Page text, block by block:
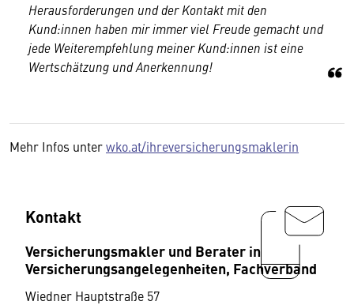
Herausforderungen und der Kontakt mit den
Kund:innen haben mir immer viel Freude gemacht und
jede Weiterempfehlung meiner Kund:innen ist eine
Wertschätzung und Anerkennung!
Mehr Infos unterwko.at/ihreversicherungsmaklerin
Kontakt
Versicherungsmakler und Berater in
Versicherungsangelegenheiten, Fachverband
Wiedner Hauptstraße 57